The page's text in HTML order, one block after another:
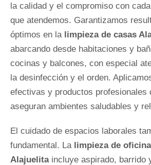
la calidad y el compromiso con
que atendemos. Garantizamos
óptimos en la limpieza de casas
abarcando desde habitaciones y
cocinas y balcones, con especial
la desinfección y el orden.
efectivas y productos profesionales
aseguran ambientes saludables y
El cuidado de espacios laborales
fundamental. La limpieza de
Alajuelitaincluye aspirado, barrido